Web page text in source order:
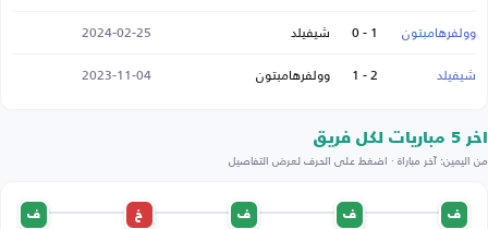
وولفرهامبتون 1 - 0 شيفيلد
2024-02-25
شيفيلد
2 - 1 وولفرهامبتون 2023-11-04
اخر 5 مباريات لكل فريق
من اليمين: آخر مباراة · اضغط على الحرف لعرض التفاصيل
ف ف ف خ ف